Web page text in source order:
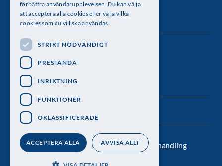
Telefon: 08-673 95 00
Kontakt Nyhetsbrev
Personuppgiftsbehandling
Följ oss
förbättra användarupplevelsen. Du kan välja
att acceptera alla cookies eller välja vilka
cookies som du vill ska användas.
STRIKT NÖDVÄNDIGT
PRESTANDA
INRIKTNING
FUNKTIONER
OKLASSIFICERADE
ACCEPTERA ALLA AVVISA ALLT